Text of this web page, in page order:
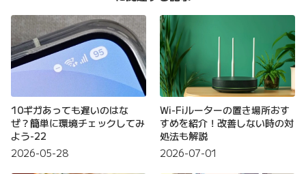
10ギガあっても遅いのはな
ぜ？簡単に環境チェックしてみ
よう-22
2026-05-28
Wi-Fiルーターの置き場所おす
すめを紹介！改善しない時の対
処法も解説
2026-07-01